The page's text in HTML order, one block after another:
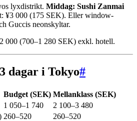
lyxdistrikt. Middag: Sushi Zanmai
¥3 000 (175 SEK). Eller window-
Guccis neonskyltar.
000 (700–1 280 SEK) exkl. hotell.
dagar i Tokyo#
Budget (SEK) Mellanklass (SEK)
1 050–1 740
2 100–3 480
260–520
260–520